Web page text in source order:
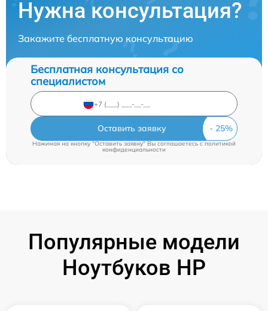
Нужна консультация?
Закажите бесплатную консультацию
Бесплатная консультация со
специалистом
Оставить заявку
Нажимая на кнопку "Оставить заявку" Вы соглашаетесь cполитикой
конфиденциальности
Популярные модели
Ноутбуков HP